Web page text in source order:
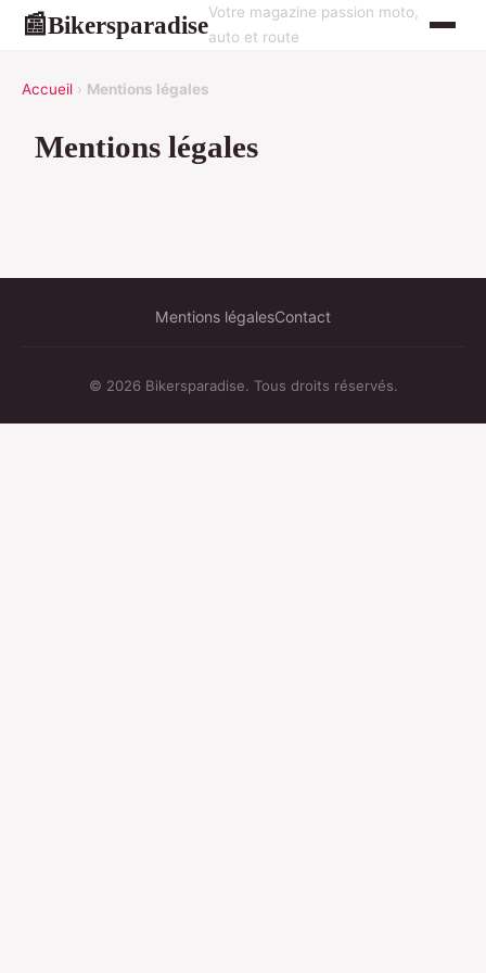
📰BikersparadiseVotre magazine passion moto,
auto et route
Accueil › Mentions légales
Mentions légales
Mentions légalesContact
© 2026 Bikersparadise. Tous droits réservés.